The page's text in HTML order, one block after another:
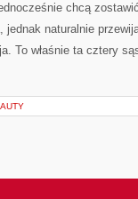
chcą
jednak naturalnie
To właśnie ta cztery